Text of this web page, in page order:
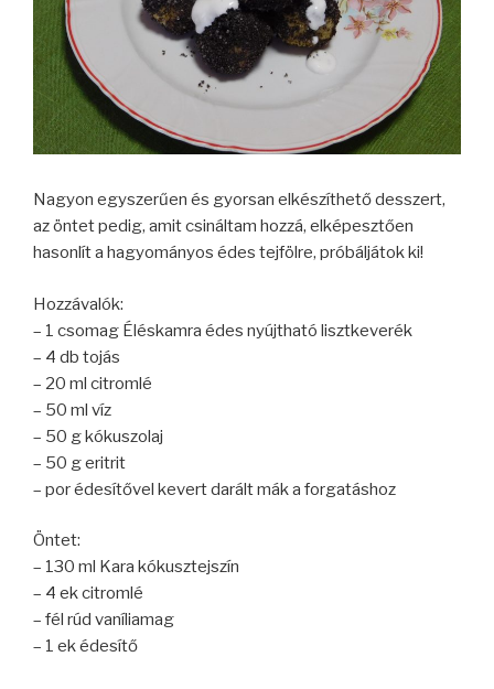
Nagyon egyszerűen és gyorsan elkészíthető desszert,
az öntet pedig, amit csináltam hozzá, elképesztően
hasonlít a hagyományos édes tejfölre, próbáljátok ki!
Hozzávalók:
– 1 csomag Éléskamra édes nyújtható lisztkeverék
– 4 db tojás
– 20 ml citromlé
– 50 ml víz
– 50 g kókuszolaj
– 50 g eritrit
– por édesítővel kevert darált mák a forgatáshoz
Öntet:
– 130 ml Kara kókusztejszín
– 4 ek citromlé
– fél rúd vaníliamag
– 1 ek édesítő